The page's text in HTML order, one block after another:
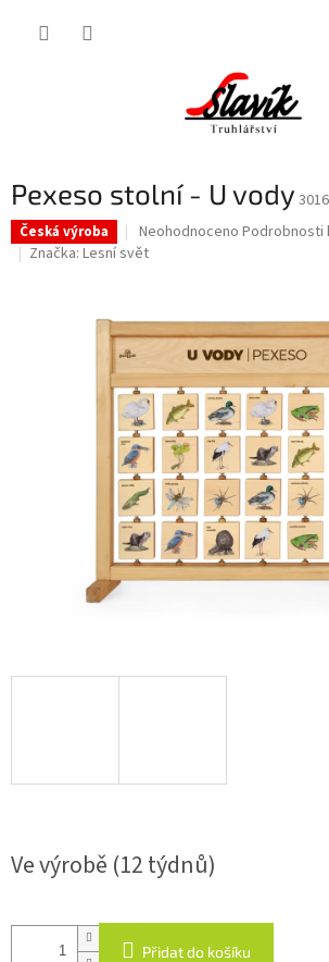
Pexeso stolní - U vody
Česká výroba
Průměrné
hodnocení
z
hvězdiček.
Neohodnoceno Podrobnosti
Značka: Lesní svět
Ve výrobě (12 týdnů)
Přidat do košíku